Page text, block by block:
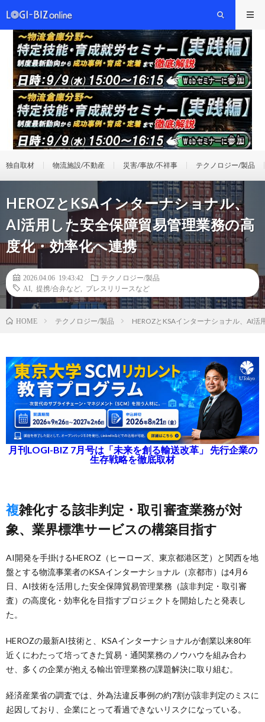
独自取材 物流施設/不動産 災害/事故/不祥事 テクノロジー/製品
HEROZとKSAインターナショナル、
AI活用した安全保障貿易管理業務の高
度化・効率化へ連携
2026.04.06 19:43:42
テクノロジー/製品
AI
提携/合弁など プレスリリースなど
HOME テクノロジー/製品 HEROZとKSAインターナショナル、AI
月刊LOGI-BIZ 7月号は「未来を創る輸送改革」 先行企業の
生存戦略を徹底取材
複雑化する該非判定・取引審査業務が対
象、業界標準サービスの構築目指す
AI開発を手掛けるHEROZ（ヒーローズ、東京都港区芝）と関西を地
盤とする物流事業者のKSAインターナショナル（京都市）は4月6
日、AI技術を活用した安全保障貿易管理業務（該非判定・取引審
査）の高度化・効率化を目指すプロジェクトを開始したと発表し
た。
HEROZの最新AI技術と、KSAインターナショナルが創業以来80年
近くにわたって培ってきた貿易・通関業務のノウハウを組み合わ
せ、多くの企業が抱える輸出管理業務の課題解決に取り組む。
経済産業省の調査では、外為法違反事例の約7割が該非判定のミスに
起因しており、企業にとって看過できないリスクになっている。